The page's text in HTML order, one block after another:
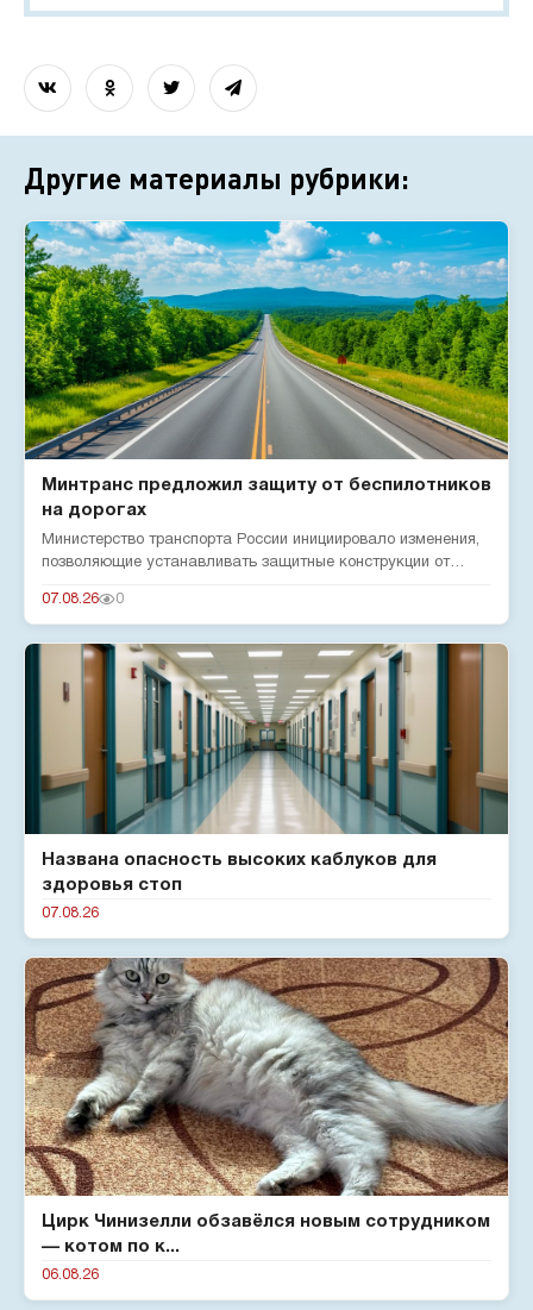
Другие материалы рубрики:
Минтранс предложил защиту от беспилотников
на дорогах
Министерство транспорта России инициировало изменения,
позволяющие устанавливать защитные конструкции от
07.08.26 0
Названа опасность высоких каблуков для
здоровья стоп
07.08.26
Цирк Чинизелли обзавёлся новым сотрудником
— котом по к...
06.08.26